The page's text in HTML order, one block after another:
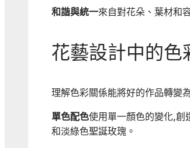
和諧與統一來自對花朵、葉材和
花藝設計中的色
理解色彩關係能將好的作品轉變
單色配色使用單一顏色的變化,創
和淡綠色聖誕玫瑰。